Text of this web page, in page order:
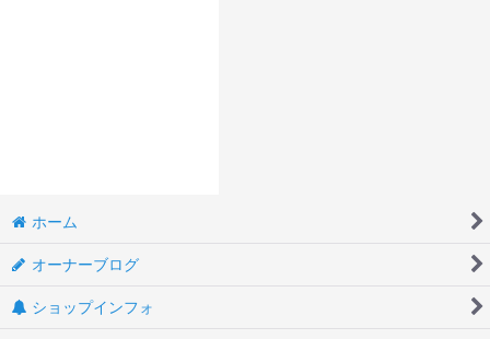
ホーム
オーナーブログ
ショップインフォ